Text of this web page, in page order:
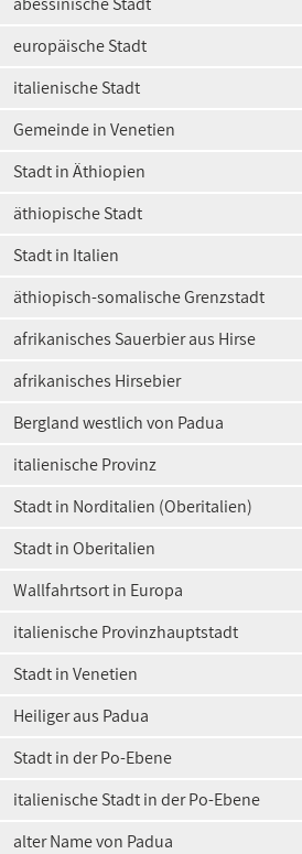
europäische Stadt
italienische Stadt
Gemeinde in Venetien
Stadt in Äthiopien
äthiopische Stadt
Stadt in Italien
äthiopisch-somalische Grenzstadt
afrikanisches Sauerbier aus Hirse
afrikanisches Hirsebier
Bergland westlich von Padua
italienische Provinz
Stadt in Norditalien (Oberitalien)
Stadt in Oberitalien
Wallfahrtsort in Europa
italienische Provinzhauptstadt
Stadt in Venetien
Heiliger aus Padua
Stadt in der Po-Ebene
italienische Stadt in der Po-Ebene
alter Name von Padua